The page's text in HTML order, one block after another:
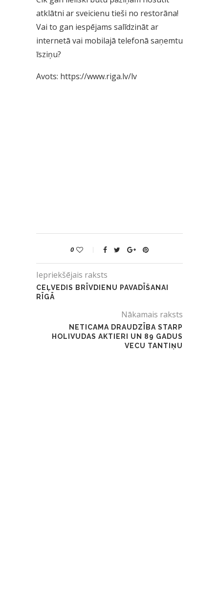
atklātni ar sveicienu tieši no restorāna!
Vai to gan iespējams salīdzināt ar
internetā vai mobilajā telefonā saņemtu
īsziņu?
Avots: https://www.riga.lv/lv
0
Iepriekšējais raksts
CEĻVEDIS BRĪVDIENU PAVADĪŠANAI
RĪGĀ
Nākamais raksts
NETICAMA DRAUDZĪBA STARP
HOLIVUDAS AKTIERI UN 89 GADUS
VECU TANTIŅU